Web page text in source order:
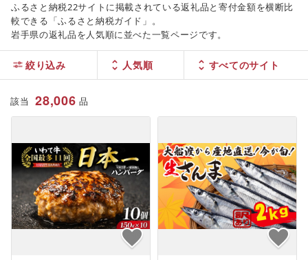
ふるさと納税22サイトに掲載されている返礼品と寄付金額を横断比
較できる「ふるさと納税ガイド」。
岩手県の返礼品を人気順に並べた一覧ページです。
絞り込み 人気順
該当 28,006 品